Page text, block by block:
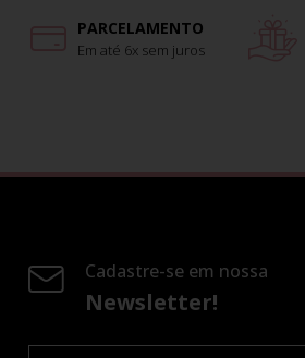
PARCELAMENTO
Em até 6x sem juros
Cadastre-se em nossa
Newsletter!